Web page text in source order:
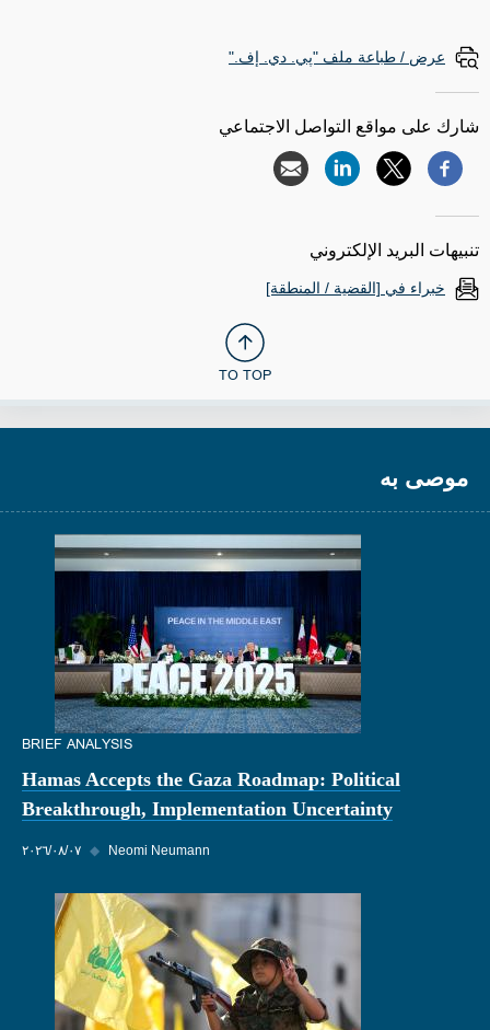
عرض / طباعة ملف "پي. دي. إف."
شارك على مواقع التواصل الاجتماعي
تنبيهات البريد الإلكتروني
خبراء في [القضية / المنطقة]
TO TOP
موصى به
BRIEF ANALYSIS
Hamas Accepts the Gaza Roadmap: Political
Breakthrough, Implementation Uncertainty
٠٧‏/٠٨‏/٢٠٢٦ ◆ Neomi Neumann